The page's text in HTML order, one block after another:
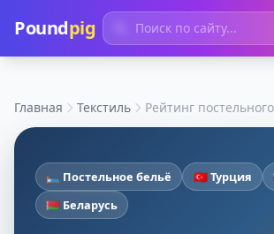
Poundpig
Главная Текстиль Рейтинг
🛏️ Постельное бельё 🇹🇷 Турция
🇧🇾 Беларусь